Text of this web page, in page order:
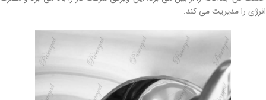
انرژی را مدیریت می کند.